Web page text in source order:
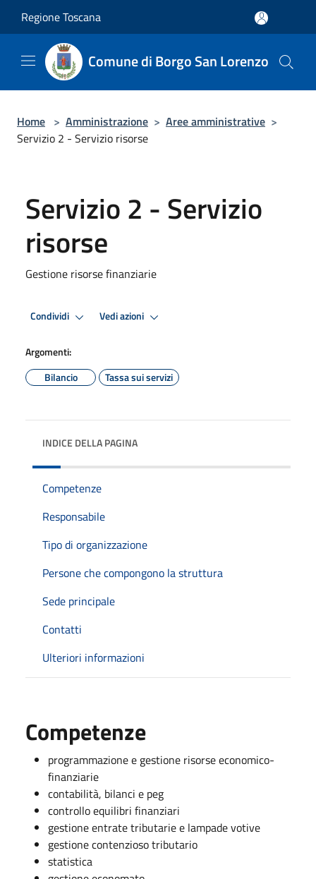
Regione Toscana
Comune di Borgo San Lorenzo
Home > Amministrazione > Aree amministrative >
Servizio 2 - Servizio risorse
Servizio 2 - Servizio
risorse
Gestione risorse finanziarie
Condividi Vedi azioni
Argomenti:
Bilancio
Tassa sui servizi
INDICE DELLA PAGINA
Competenze
Responsabile
Tipo di organizzazione
Persone che compongono la struttura
Sede principale
Contatti
Ulteriori informazioni
Competenze
programmazione e gestione risorse economico-
finanziarie
contabilità, bilanci e peg
controllo equilibri finanziari
gestione entrate tributarie e lampade votive
gestione contenzioso tributario
statistica